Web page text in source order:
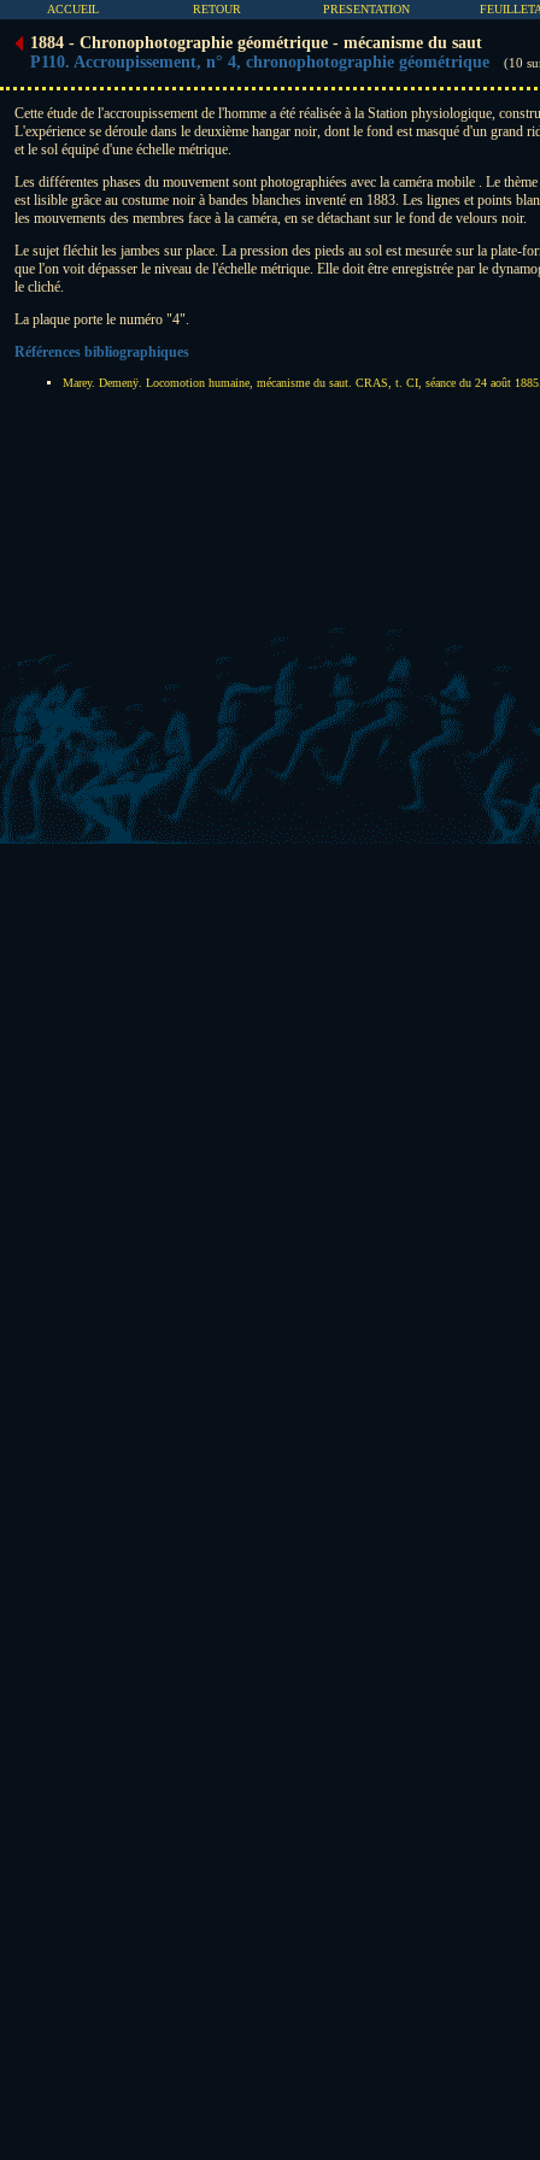
ACCUEIL RETOUR PRESENTATION
1884 - Chronophotographie géométrique - mécanisme du saut
P110. Accroupissement, n° 4, chronophotographie géométrique
(10
Cette étude de l'accroupissement de l'homme a été réalisée à la Station physiologique,
L'expérience se déroule dans le deuxième hangar noir, dont le fond est masqué d'un grand
et le sol équipé d'une échelle métrique.
Les différentes phases du mouvement sont photographiées avec la caméra mobile . Le
est lisible grâce au costume noir à bandes blanches inventé en 1883. Les lignes et points
les mouvements des membres face à la caméra, en se détachant sur le fond de velours noir.
Le sujet fléchit les jambes sur place. La pression des pieds au sol est mesurée sur la plate-
que l'on voit dépasser le niveau de l'échelle métrique. Elle doit être enregistrée par le
le cliché.
La plaque porte le numéro "4".
Références bibliographiques
Marey. Demenÿ. Locomotion humaine, mécanisme du saut. CRAS, t. CI, séance du 24 août 1885